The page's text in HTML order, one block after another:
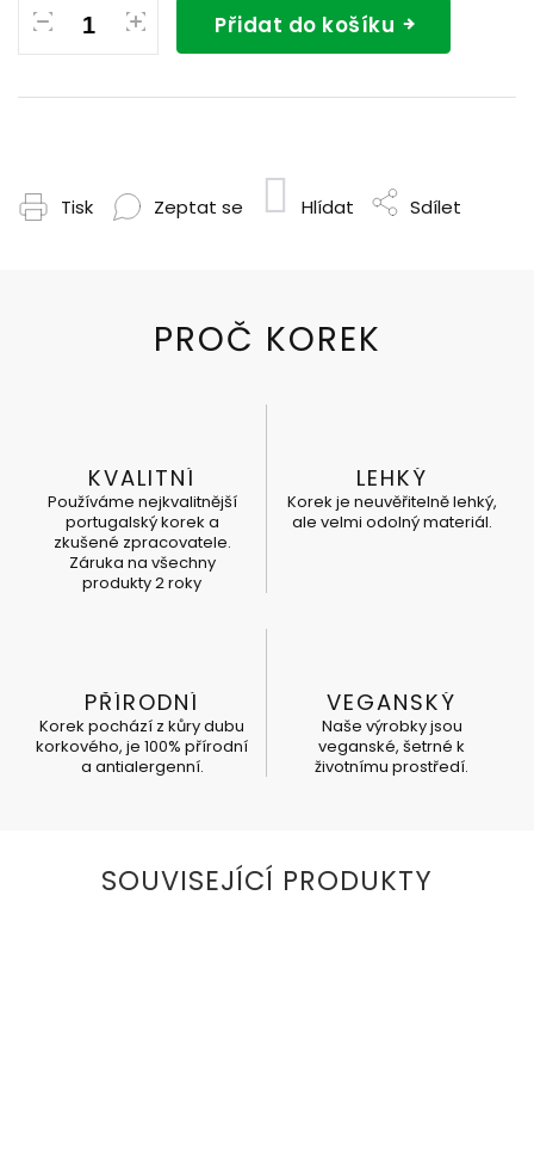
Přidat do košíku
Tisk Zeptat se Hlídat Sdílet
KVALITNÍ
Používáme nejkvalitnější
portugalský korek a
zkušené zpracovatele.
Záruka na všechny
produkty 2 roky
LEHKÝ
Korek je neuvěřitelně lehký,
ale velmi odolný materiál.
PŘÍRODNÍ
Korek pochází z kůry dubu
korkového, je 100% přírodní
a antialergenní.
VEGANSKÝ
Naše výrobky jsou
veganské, šetrné k
životnímu prostředí.
SOUVISEJÍCÍ PRODUKTY